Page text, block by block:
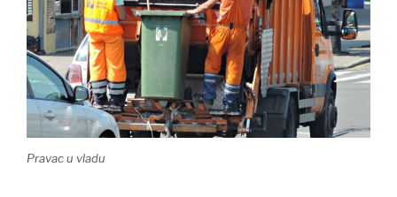
Pravac u vladu